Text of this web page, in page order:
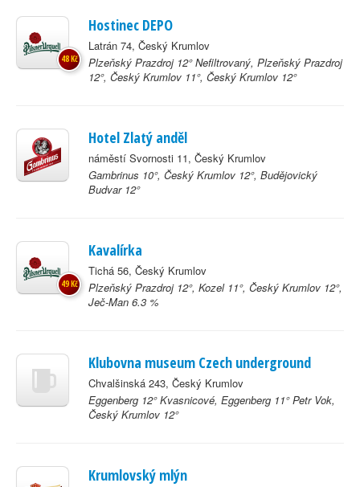
Hostinec DEPO
Latrán 74, Český Krumlov
Plzeňský Prazdroj 12° Nefiltrovaný, Plzeňský Prazdroj
12°, Český Krumlov 11°, Český Krumlov 12°
48 Kč
Hotel Zlatý anděl
náměstí Svornosti 11, Český Krumlov
Gambrinus 10°, Český Krumlov 12°, Budějovický
Budvar 12°
Kavalírka
Tichá 56, Český Krumlov
Plzeňský Prazdroj 12°, Kozel 11°, Český Krumlov 12°,
Ječ-Man 6.3 %
49 Kč
Klubovna museum Czech underground
Chvalšinská 243, Český Krumlov
Eggenberg 12° Kvasnicové, Eggenberg 11° Petr Vok,
Český Krumlov 12°
Krumlovský mlýn